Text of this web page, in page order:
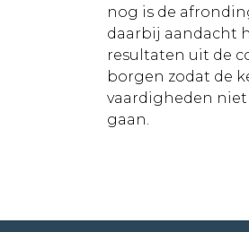
nog is de
daarbij aandacht
resultaten uit de
borgen zodat de
vaardigheden niet
gaan.